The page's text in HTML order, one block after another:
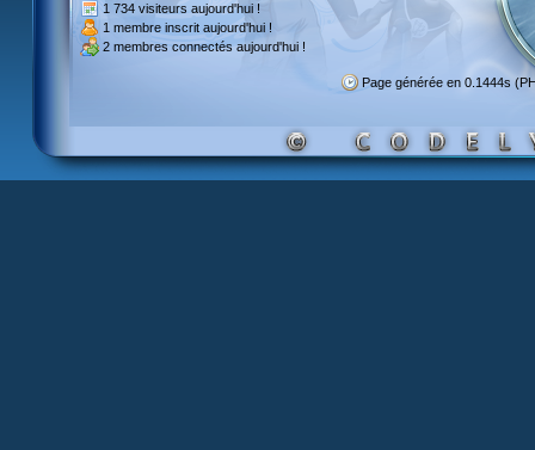
1 734 visiteurs aujourd'hui !
1 membre inscrit aujourd'hui !
2 membres connectés aujourd'hui !
Page générée en 0.1444s